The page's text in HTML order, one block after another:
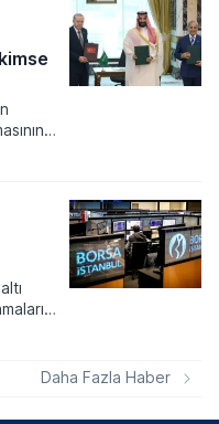
fidan
Daha Fazla Haber